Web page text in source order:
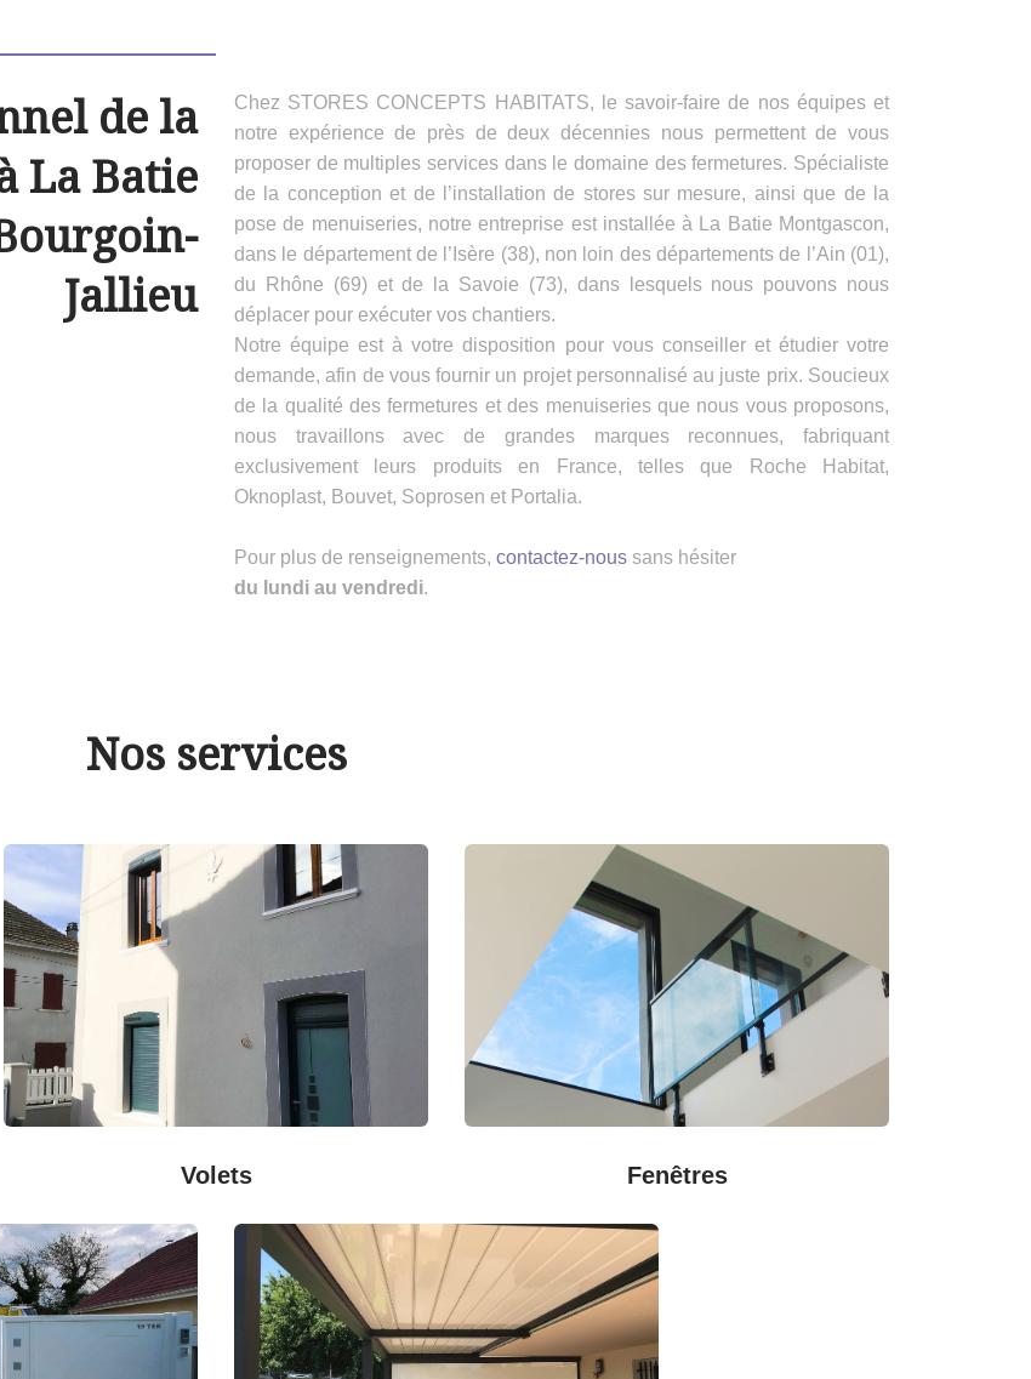
de la
La Batie
Jallieu
Chez STORES CONCEPTS HABITATS, le savoir-faire de nos équipes et
notre expérience de près de deux décennies nous permettent de vous
proposer de multiples services dans le domaine des fermetures. Spécialiste
de la conception et de l’installation de stores sur mesure, ainsi que de la
pose de menuiseries, notre entreprise est installée à La Batie Montgascon,
dans le département de l’Isère (38), non loin des départements de l’Ain (01),
du Rhône (69) et de la Savoie (73), dans lesquels nous pouvons nous
déplacer pour exécuter vos chantiers.
Notre équipe est à votre disposition pour vous conseiller et étudier votre
demande, afin de vous fournir un projet personnalisé au juste prix. Soucieux
de la qualité des fermetures et des menuiseries que nous vous proposons,
nous travaillons avec de grandes marques reconnues, fabriquant
exclusivement leurs produits en France, telles que Roche Habitat,
Oknoplast, Bouvet, Soprosen et Portalia.
Pour plus de renseignements, contactez-nous sans hésiter
du lundi au vendredi.
Nos services
Volets Fenêtres